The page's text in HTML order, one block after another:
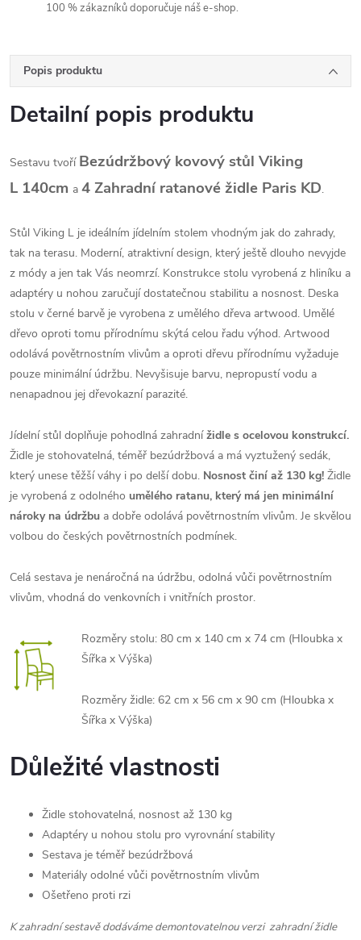
100 % zákazníků doporučuje náš e-shop.
Popis produktu
Detailní popis produktu
Sestavu tvoří Bezúdržbový kovový stůl Viking
L 140cm a 4 Zahradní ratanové židle Paris KD.
Stůl Viking L je ideálním jídelním stolem vhodným jak do zahrady,
tak na terasu. Moderní, atraktivní design, který ještě dlouho nevyjde
z módy a jen tak Vás neomrzí. Konstrukce stolu vyrobená z hliníku a
adaptéry u nohou zaručují dostatečnou stabilitu a nosnost. Deska
stolu v černé barvě je vyrobena z umělého dřeva artwood. Umělé
dřevo oproti tomu přírodnímu skýtá celou řadu výhod. Artwood
odolává povětrnostním vlivům a oproti dřevu přírodnímu vyžaduje
pouze minimální údržbu. Nevyšisuje barvu, nepropustí vodu a
nenapadnou jej dřevokazní parazité.
Jídelní stůl doplňuje pohodlná zahradnížidle s ocelovou konstrukcí.
Židle je stohovatelná, téměř bezúdržbová a má vyztužený sedák,
který unese těžší váhy i po delší dobu. Nosnost činí až 130 kg! Židle
je vyrobená z odolného umělého ratanu, který má jen minimální
nároky na údržbu a dobře odolává povětrnostním vlivům. Je skvělou
volbou do českých povětrnostních podmínek.
Celá sestava je nenáročná na údržbu, odolná vůči povětrnostním
vlivům, vhodná do venkovních i vnitřních prostor.
Rozměry stolu: 80 cm x 140 cm x 74 cm (Hloubka x
Šířka x Výška)
Rozměry židle: 62 cm x 56 cm x 90 cm (Hloubka x
Šířka x Výška)
Důležité vlastnosti
Židle stohovatelná, nosnost až 130 kg
Adaptéry u nohou stolu pro vyrovnání stability
Sestava je téměř bezúdržbová
Materiály odolné vůči povětrnostním vlivům
Ošetřeno proti rzi
K zahradní sestavě dodáváme demontovatelnou verzi zahradní židle